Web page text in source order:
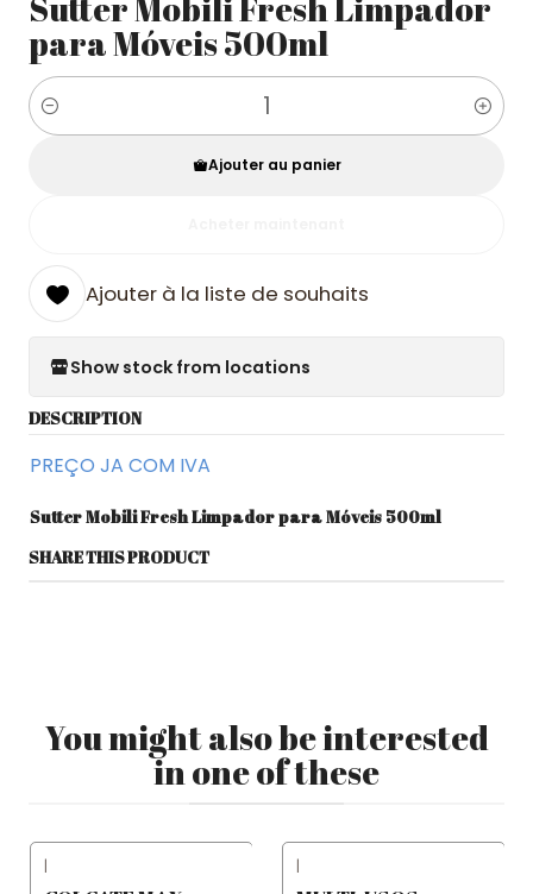
para Móveis 500ml
Quantité
Ajouter au panier
Ajouter à la liste de souhaits
Show stock from locations
DESCRIPTION
PREÇO JA COM IVA
Sutter Mobili Fresh Limpador para Móveis 500ml
SHARE THIS PRODUCT
You might also be interested
in one of these
| |